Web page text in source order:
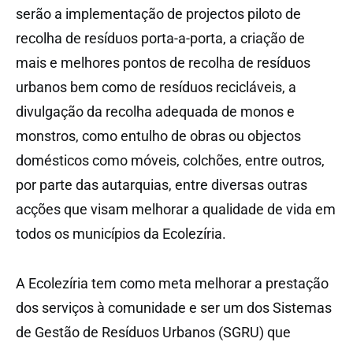
serão a implementação de projectos piloto de
recolha de resíduos porta-a-porta, a criação de
mais e melhores pontos de recolha de resíduos
urbanos bem como de resíduos recicláveis, a
divulgação da recolha adequada de monos e
monstros, como entulho de obras ou objectos
domésticos como móveis, colchões, entre outros,
por parte das autarquias, entre diversas outras
acções que visam melhorar a qualidade de vida em
todos os municípios da Ecolezíria.
A Ecolezíria tem como meta melhorar a prestação
dos serviços à comunidade e ser um dos Sistemas
de Gestão de Resíduos Urbanos (SGRU) que